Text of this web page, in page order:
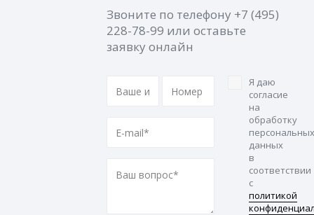
Звоните по телефону +7 (495)
228-78-99 или оставьте
заявку онлайн
Я даю
согласие
на
обработку
персональных
данных
в
соответствии
с
политикой